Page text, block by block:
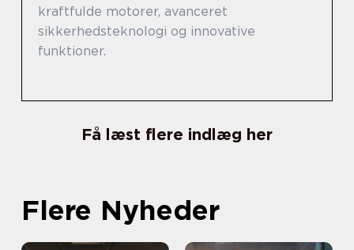
kraftfulde motorer, avanceret
sikkerhedsteknologi og innovative
funktioner.
Få læst flere indlæg her
Flere Nyheder